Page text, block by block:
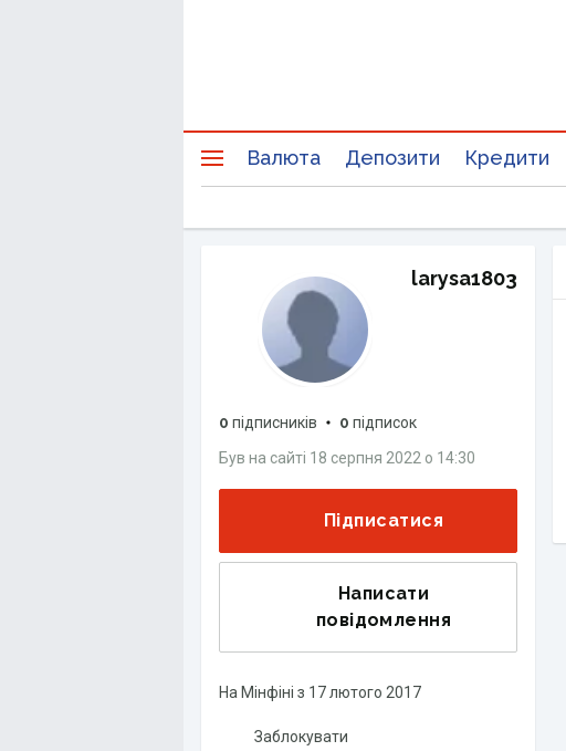
Валюта Депозити Кредити
larysa1803
0 підписників 0 підписок
Був на сайті 18 серпня 2022 о 14:30
Підписатися
Написати
повідомлення
На Мінфіні з 17 лютого 2017
Заблокувати